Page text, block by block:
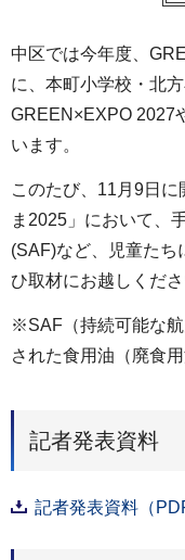
中区では今年度、
に、本町小学校・北
GREEN×EXPO 2027
います。
このたび、11月9日
ま2025」において、
(SAF)など、児童たち
ひ取材にお越しくださ
※SAF（持続可能な
された食用油（廃食
記者発表資料
記者発表資料（